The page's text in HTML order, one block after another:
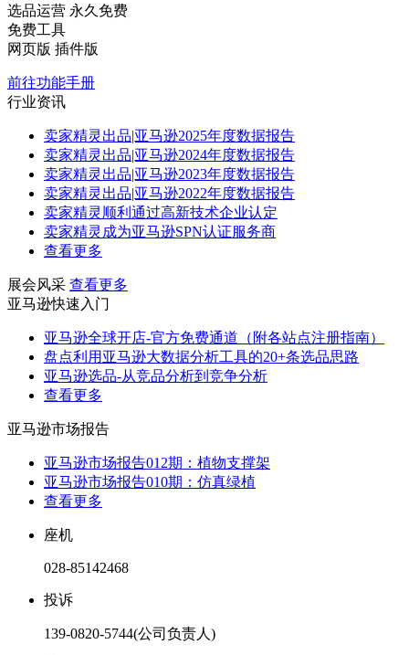
选品运营 永久免费
免费工具
网页版 插件版
前往功能手册
行业资讯
卖家精灵出品|亚马逊2025年度数据报告
卖家精灵出品|亚马逊2024年度数据报告
卖家精灵出品|亚马逊2023年度数据报告
卖家精灵出品|亚马逊2022年度数据报告
卖家精灵顺利通过高新技术企业认定
卖家精灵成为亚马逊SPN认证服务商
查看更多
展会风采 查看更多
亚马逊快速入门
亚马逊全球开店-官方免费通道（附各站点注册指南）
盘点利用亚马逊大数据分析工具的20+条选品思路
亚马逊选品-从竞品分析到竞争分析
查看更多
亚马逊市场报告
亚马逊市场报告012期：植物支撑架
亚马逊市场报告010期：仿真绿植
查看更多
座机
028-85142468
投诉
139-0820-5744(公司负责人)